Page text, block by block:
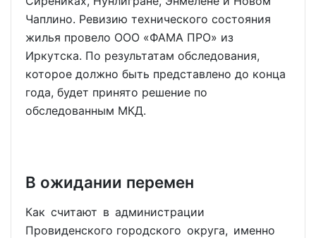
Чаплино. Ревизию технического состояния
жилья провело ООО «ФАМА ПРО» из
Иркутска. По результатам обследования,
которое должно быть представлено до конца
года, будет принято решение по
обследованным МКД.
В ожидании перемен
Как считают в администрации
Провиденского городского округа, именно